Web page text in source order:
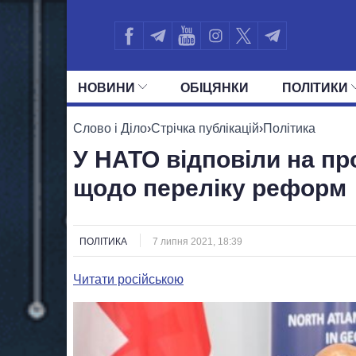
НОВИНИ ОБIЦЯНКИ ПОЛIТИКИ
УСІ ПОЛІТИКИ ПРЕЗИДЕНТ І ОФІС
Слово і Діло›Стрічка публікацій›Політика
У НАТО відповіли на
щодо переліку реформ
ПОЛІТИКА 7 липня 2021, 18:39
Читати російською